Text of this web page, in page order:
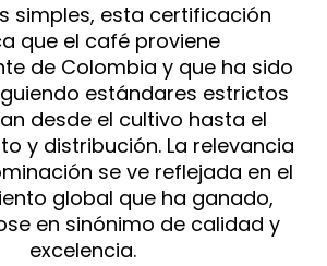
simples, esta certificación
que el café proviene
de Colombia y que ha sido
estándares estrictos
desde el cultivo hasta el
y distribución. La relevancia
se ve reflejada en el
global que ha ganado,
en sinónimo de calidad y
excelencia.